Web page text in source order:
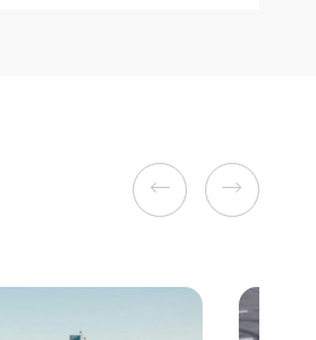
Previous Next